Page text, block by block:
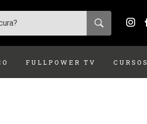
FULLPOWER TV CURSOS